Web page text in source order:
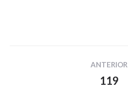
ANTERIOR
119